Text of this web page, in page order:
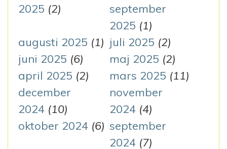
2025 (2)
september
2025 (1)
augusti 2025 (1) juli 2025 (2)
juni 2025 (6) maj 2025 (2)
april 2025 (2) mars 2025 (11)
december
2024 (10)
november
2024 (4)
oktober 2024 (6) september
2024 (7)